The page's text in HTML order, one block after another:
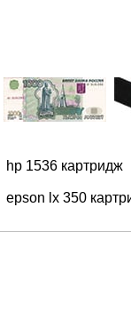
hp 1536 картридж
epson lx 350